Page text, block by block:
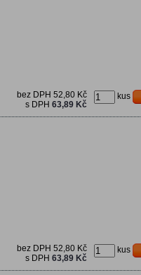
kus
bez DPH 52,80 Kč
s DPH 63,89 Kč
kus
bez DPH 52,80 Kč
s DPH 63,89 Kč